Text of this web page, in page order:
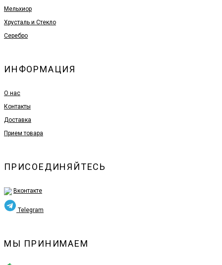
Мельхиор
Хрусталь и Стекло
Серебро
ИНФОРМАЦИЯ
О нас
Контакты
Доставка
Прием товара
ПРИСОЕДИНЯЙТЕСЬ
Вконтакте
Telegram
МЫ ПРИНИМАЕМ